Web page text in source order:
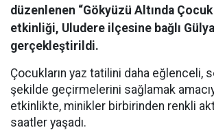
düzenlenen “Gökyüzü Altında Çocuk
etkinliği, Uludere ilçesine bağlı
gerçekleştirildi.
Çocukların yaz tatilini daha eğlenceli,
şekilde geçirmelerini sağlamak
etkinlikte, minikler birbirinden renkli
saatler yaşadı.